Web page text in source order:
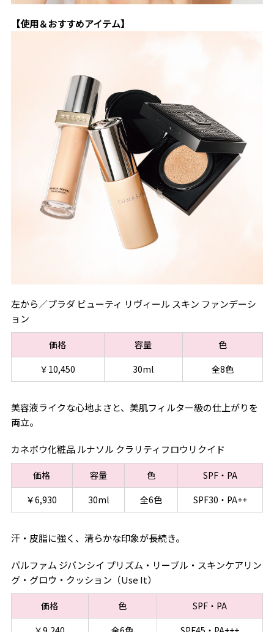
【使用＆おすすめアイテム】
左から／プラダ ビューティ リヴィール スキン ファンデーシ
ョン
価格 容量
色
￥10,450
30ml 全8色
美容液ライクな心地よさと、美肌フィルター級の仕上がりを
両立。
カネボウ化粧品 ルナソル クラリティフロウリクイド
価格 容量 色
SPF・PA
￥6,930
30ml 全6色 SPF30・PA++
汗・皮脂に強く、清らかな印象が長続き。
パルファム ジバンシイ プリズム・リーブル・スキンケアリン
グ・グロウ・クッション（Use It）
価格 色
SPF・PA